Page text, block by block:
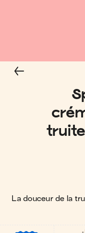
La douceur de la